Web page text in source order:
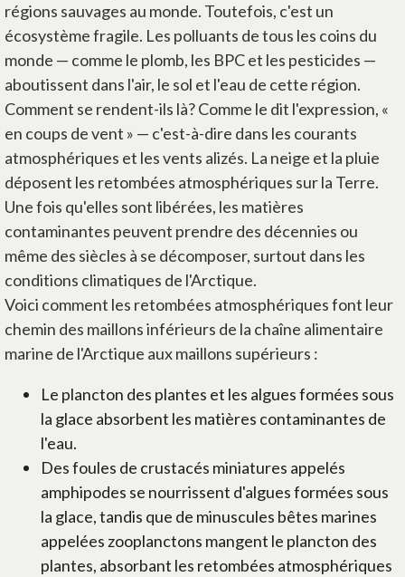
régions sauvages au monde. Toutefois, c'est un
écosystème fragile. Les polluants de tous les coins du
monde — comme le plomb, les BPC et les pesticides —
aboutissent dans l'air, le sol et l'eau de cette région.
Comment se rendent-ils là? Comme le dit l'expression, «
en coups de vent » — c'est-à-dire dans les courants
atmosphériques et les vents alizés. La neige et la pluie
déposent les retombées atmosphériques sur la Terre.
Une fois qu'elles sont libérées, les matières
contaminantes peuvent prendre des décennies ou
même des siècles à se décomposer, surtout dans les
conditions climatiques de l'Arctique.
Voici comment les retombées atmosphériques font leur
chemin des maillons inférieurs de la chaîne alimentaire
marine de l'Arctique aux maillons supérieurs :
Le plancton des plantes et les algues formées sous
la glace absorbent les matières contaminantes de
l'eau.
Des foules de crustacés miniatures appelés
amphipodes se nourrissent d'algues formées sous
la glace, tandis que de minuscules bêtes marines
appelées zooplanctons mangent le plancton des
plantes, absorbant les retombées atmosphériques